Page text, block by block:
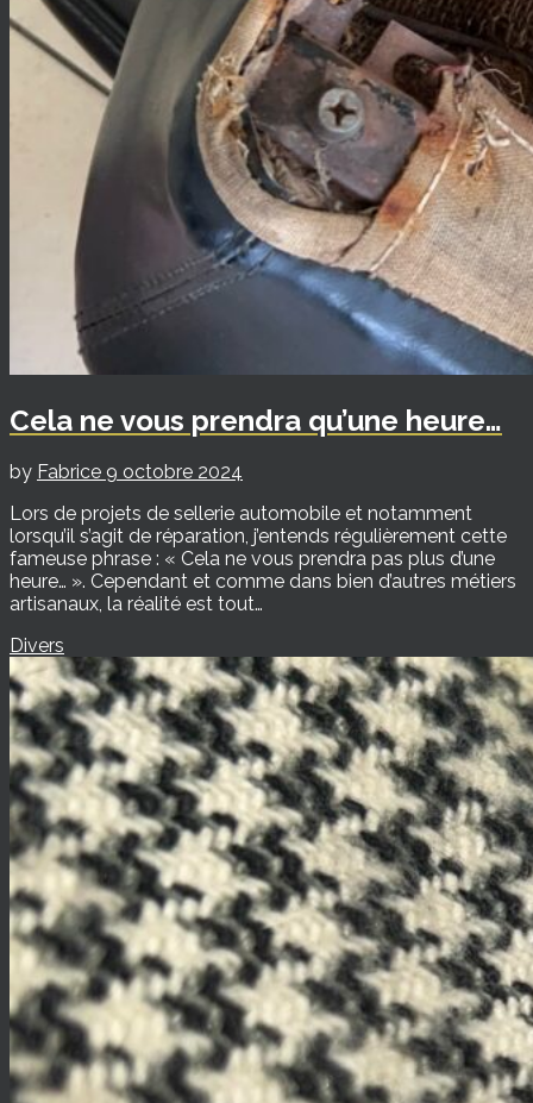
Cela ne vous prendra qu’une heure…
by Fabrice 9 octobre 2024
Lors de projets de sellerie automobile et notamment
lorsqu’il s’agit de réparation, j’entends régulièrement cette
fameuse phrase : « Cela ne vous prendra pas plus d’une
heure… ». Cependant et comme dans bien d’autres métiers
artisanaux, la réalité est tout…
Divers